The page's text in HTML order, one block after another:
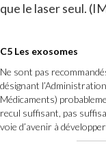
que le laser seul.
C5 Les exosomes
Ne sont pas
désignant
Médicaments)
recul suffisant, pas
voie d’avenir à